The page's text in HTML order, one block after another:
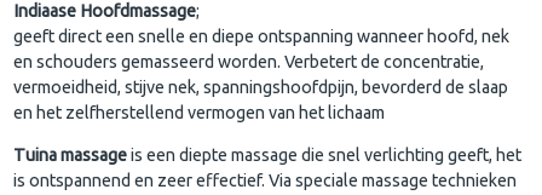
Indiaase Hoofdmassage;
geeft direct een snelle en diepe ontspanning wanneer hoofd, nek
en schouders gemasseerd worden. Verbetert de concentratie,
vermoeidheid, stijve nek, spanningshoofdpijn, bevorderd de slaap
en het zelfherstellend vermogen van het lichaam
Tuina massageis een diepte massage die snel verlichting geeft, het
is ontspannend en zeer effectief. Via speciale massage technieken